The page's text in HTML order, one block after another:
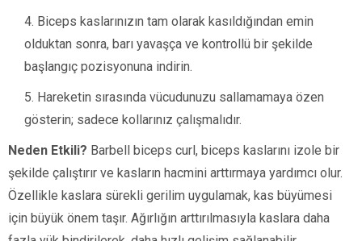
Biceps kaslarınızın tam olarak kasıldığından emin
olduktan sonra, barı yavaşça ve kontrollü bir şekilde
başlangıç pozisyonuna indirin.
Hareketin sırasında vücudunuzu sallamamaya özen
gösterin; sadece kollarınız çalışmalıdır.
Neden Etkili? Barbell biceps curl, biceps kaslarını izole bir
şekilde çalıştırır ve kasların hacmini arttırmaya yardımcı olur.
Özellikle kaslara sürekli gerilim uygulamak, kas büyümesi
için büyük önem taşır. Ağırlığın arttırılmasıyla kaslara daha